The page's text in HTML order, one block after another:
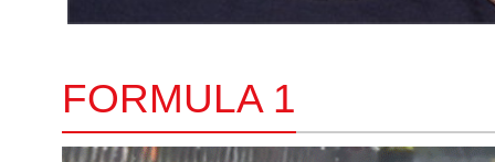
FORMULA 1